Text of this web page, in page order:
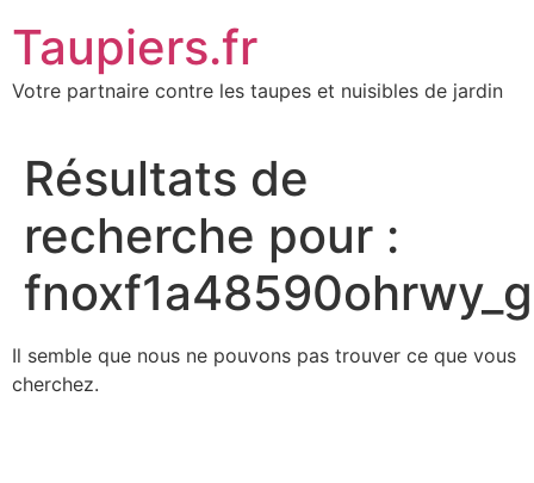
au
contenu
Taupiers.fr
Votre partnaire contre les taupes et nuisibles de jardin
Résultats de
recherche pour :
Il semble que nous ne pouvons pas trouver ce que vous
cherchez.